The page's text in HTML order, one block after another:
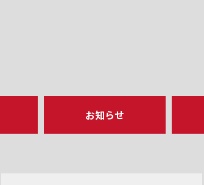
お知らせ